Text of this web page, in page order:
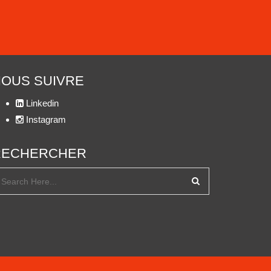
SUIVRE
Linkedin
Instagram